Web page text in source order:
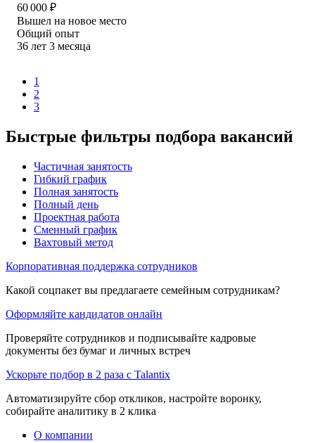
60 000 ₽
Вышел на новое место
Общий опыт
36 лет 3 месяца
1
2
3
Быстрые фильтры подбора вакансий
Частичная занятость
Гибкий график
Полная занятость
Полный день
Проектная работа
Сменный график
Вахтовый метод
Корпоративная поддержка сотрудников
Какой соцпакет вы предлагаете семейным сотрудникам?
Оформляйте кандидатов онлайн
Проверяйте сотрудников и подписывайте кадровые
документы без бумаг и личных встреч
Ускорьте подбор в 2 раза с Talantix
Автоматизируйте сбор откликов, настройте воронку,
собирайте аналитику в 2 клика
О компании